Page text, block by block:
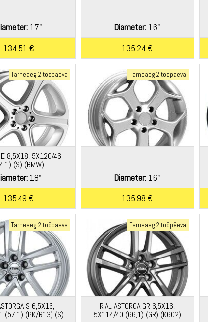
17"
134.51 €
Diameter: 16"
135.24 €
Tarneaeg 2 tööpäeva
8,5X18, 5X120/46
(S) (BMW)
18"
135.49 €
Tarneaeg 2 tööpäeva
Diameter: 16"
135.98 €
Tarneaeg 2 tööpäeva
S 6,5X16,
(57,1) (PK/R13) (S)
Tarneaeg 2 tööpäeva
RIAL ASTORGA GR 6,5X16,
5X114/40 (66,1) (GR) (K60?)